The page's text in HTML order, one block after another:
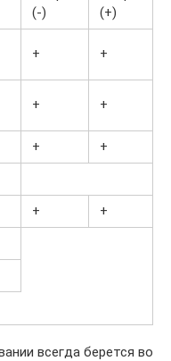
(-)
(+)
+ +
+ +
+
+
+
+
всегда берется во